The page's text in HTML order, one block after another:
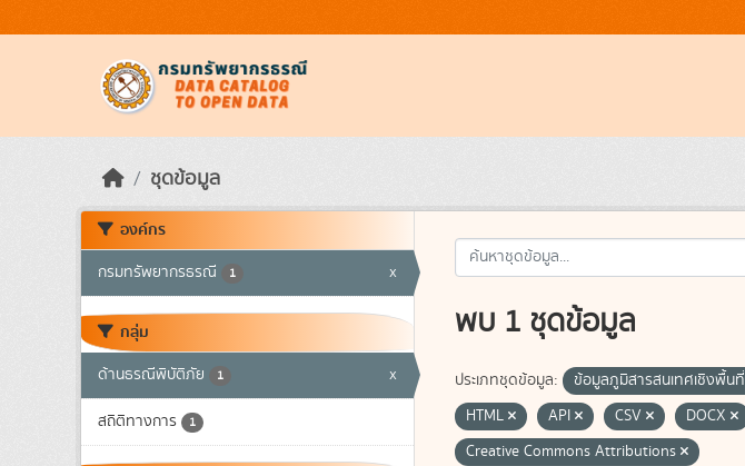
ชุดข้อมูล
องค์กร
กรมทรัพยากรธรณี 1 x
กลุ่ม
ด้านธรณีพิบัติภัย 1 x
สถิติทางการ 1
พบ 1 ชุดข้อมูล
ประเภทชุดข้อมูล: ข้อมูลภูมิสารสนเทศเชิงพื้นที่
HTML
API CSV DOCX
Creative Commons Attributions